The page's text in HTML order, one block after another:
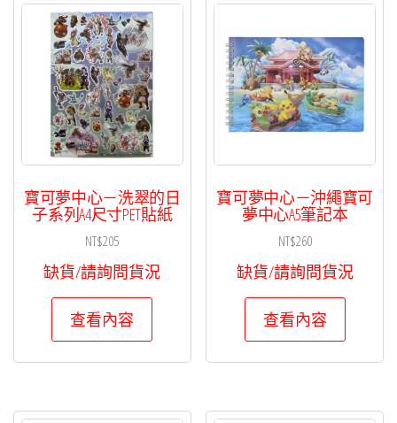
寶可夢中心－洗翠的日
子系列A4尺寸PET貼紙
NT$205
缺貨/請詢問貨況
查看內容
寶可夢中心－沖繩寶可
夢中心A5筆記本
NT$260
缺貨/請詢問貨況
查看內容